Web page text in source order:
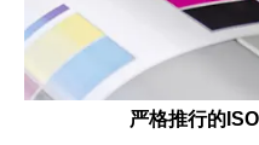
严格推行的